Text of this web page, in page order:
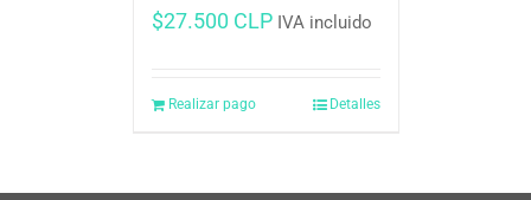
$27.500 CLP IVA incluido
Realizar pago Detalles